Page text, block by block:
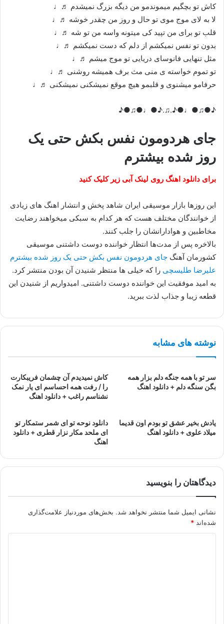
کاش تو بچگیم میموندمو من دیگه بزرگ نمیشدم ♬♩
لا به لای موج موی تو حال و روز من چقدر خوشه ♬♩
قلب تو برای من تپید کی میتونه واسه من تو شه ♬♩
بدون تو نفس نمیکشم از دلم که دست نمیکشم ♬♩
مثل تنهایی فانوسای دریایی تو موج میشم ♬♩
تو تموم خواسته ی منی مث برف همیشه روشنی ♬♩
حرفامو میشنوی و قلبمو هیچ موقع نمیشکنی نمیشکنی ♬♩
♪●♫●♩●♪.♫.♪●♩●♫●♪
جای هردومون نفس بکش حتی یک
روز شده بیشترم
برای دانلود اهنگ روی لینک آبی زیر کلیک کنید
این روزها بازار موسیقی ایران شاهد پخش و انتشار اهنگ های زیادی
از خوانندگان مختلف هست که هر کدام به سبکی میخواهند رضایت
مخاطبین و هوادارانشان را جلب کنند.
بالاخره پس از مدت‌ها انتظار خواننده دوست داشتنی موسیقی
کشورمان آهنگ جای هردومون نفس بکش حتی یک روز شده بیشترم
علیرضا طلیسچی را که خیلی ها منتظر شنیدن آن بودن منتشر کرد.
به امید موفقیت این خواننده دوست داشتنی. امیدواریم از شنیدن این
قطعه زیبا و جذاب لذت ببرید.
نوشته های مشابه
سر تو با همه جنگه دلم بزار همه
بگن سنگه دلم + دانلود اهنگ
کاش نمیدیدم آن چشمان فریبکارت
را / رفت همه احساسم ای یار نمک
نشناسم راغب + دانلود اهنگ
یادش بخیر عشق تو بودم اون قدیما
میلاد علوی + دانلود اهنگ
دانلود نوحه تو ای شمر ستمکار تو
ای ملحد مکار نزار قطری + دانلود
اهنگ
دیدگاهتان را بنویسید
نشانی ایمیل شما منتشر نخواهد شد. بخش‌های موردنیاز علامت‌گذاری
شده‌اند *